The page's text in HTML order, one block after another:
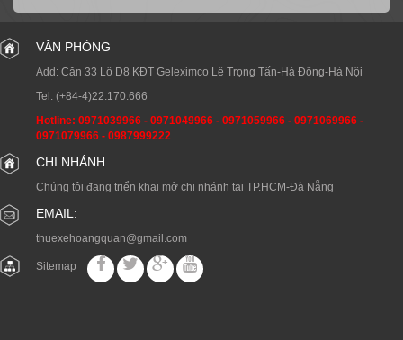
VĂN PHÒNG
Add: Căn 33 Lô D8 KĐT Geleximco Lê Trọng Tấn-Hà Đông-Hà Nội
Tel: (+84-4)22.170.666
Hotline: 0971039966 - 0971049966 - 0971059966 - 0971069966 -
0971079966 - 0987999222
CHI NHÁNH
Chúng tôi đang triển khai mở chi nhánh tại TP.HCM-Đà Nẵng
EMAIL:
thuexehoangquan@gmail.com
Sitemap